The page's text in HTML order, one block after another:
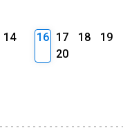
14
16 17 18
19
20